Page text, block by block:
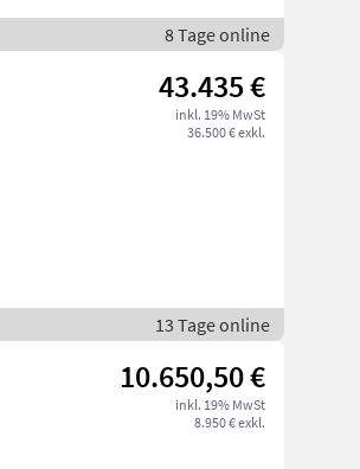
8 Tage online
43.435 €
inkl. 19% MwSt
36.500 € exkl.
13 Tage online
10.650,50 €
inkl. 19% MwSt
8.950 € exkl.